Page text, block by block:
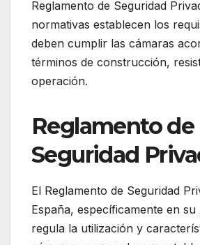
Reglamento de Seguridad
normativas establecen los
deben cumplir las cámaras
términos de construcción,
operación.
Reglamento de
Seguridad
El Reglamento de Seguridad
España, específicamente en su
regula la utilización y